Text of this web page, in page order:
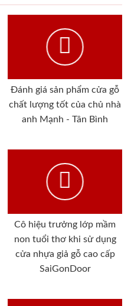
Đánh giá sản phẩm cửa gỗ
chất lượng tốt của chủ nhà
anh Mạnh - Tân Bình
Cô hiệu trưởng lớp mầm
non tuổi thơ khi sử dụng
cửa nhựa giả gỗ cao cấp
SaiGonDoor